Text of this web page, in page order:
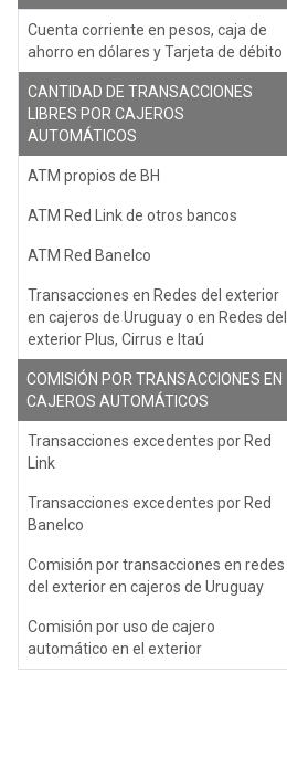
Cuenta corriente en pesos, caja de
ahorro en dólares y Tarjeta de débito
CANTIDAD DE TRANSACCIONES
LIBRES POR CAJEROS
AUTOMÁTICOS
ATM propios de BH
ATM Red Link de otros bancos
ATM Red Banelco
Transacciones en Redes del exterior
en cajeros de Uruguay o en Redes del
exterior Plus, Cirrus e Itaú
COMISIÓN POR TRANSACCIONES EN
CAJEROS AUTOMÁTICOS
Transacciones excedentes por Red
Link
Transacciones excedentes por Red
Banelco
Comisión por transacciones en redes
del exterior en cajeros de Uruguay
Comisión por uso de cajero
automático en el exterior